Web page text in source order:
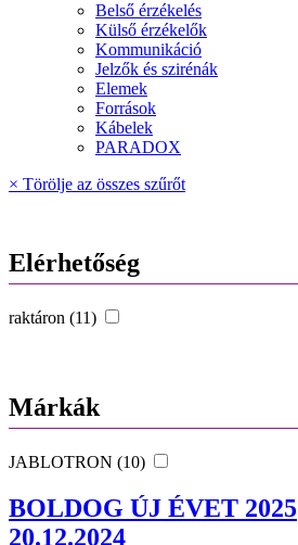
Belső érzékelés
Külső érzékelők
Kommunikáció
Jelzők és szirénák
Elemek
Források
Kábelek
PARADOX
× Törölje az összes szűrőt
Elérhetőség
raktáron (11)
Márkák
JABLOTRON (10)
BOLDOG ÚJ ÉVET 2025
20.12.2024